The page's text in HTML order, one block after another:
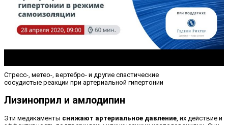
Стресс-, метео-, вертебро- и другие спастические
сосудистые реакции при артериальной гипертонии
Лизиноприл и амлодипин
Эти медикаменты снижают артериальное давление, их действие и